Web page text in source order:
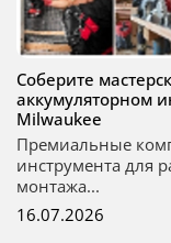
Соберите
аккумуляторном
Milwaukee
Премиальные
инструмента для
монтажа...
16.07.2026